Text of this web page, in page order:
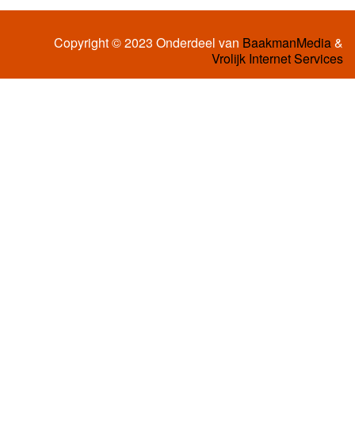
Copyright © 2023 Onderdeel van BaakmanMedia&
Vrolijk Internet Services